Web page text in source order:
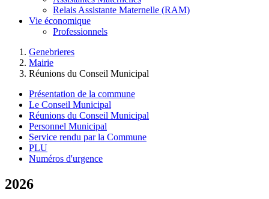
Relais Assistante Maternelle (RAM)
Vie économique
Professionnels
Genebrieres
Mairie
Réunions du Conseil Municipal
Présentation de la commune
Le Conseil Municipal
Réunions du Conseil Municipal
Personnel Municipal
Service rendu par la Commune
PLU
Numéros d'urgence
2026